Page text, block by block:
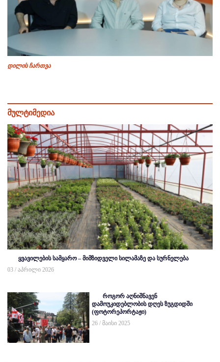
დილის ჩართვა
მულტიმედია
ყვავილების სამყარო – მიმზიდველი სილამაზე და სურნელება
03 / აპრილი 2026
როგორ აღნიშნავენ
დამოუკიდებლობის დღეს ზუგდიდში
(ფოტორეპორტაჟი)
26 / მაისი 2025